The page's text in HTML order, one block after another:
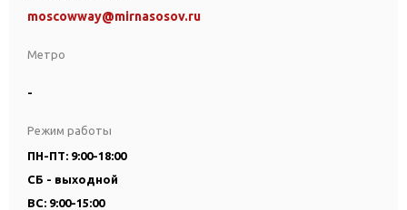
Метро
-
moscowway@mirnasosov.ru
Режим работы
ПН-ПТ: 9:00-18:00
СБ - выходной
ВС: 9:00-15:00